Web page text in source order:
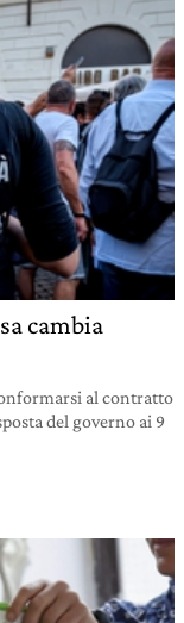
cambia
al contratto
del governo ai 9